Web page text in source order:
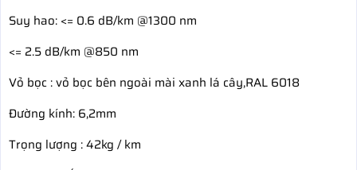
Suy hao: <= 0.6 dB/km @1300 nm
<= 2.5 dB/km @850 nm
Vỏ bọc : vỏ bọc bên ngoài mài xanh lá cây,RAL 6018
Đường kính: 6,2mm
Trọng lượng : 42kg / km